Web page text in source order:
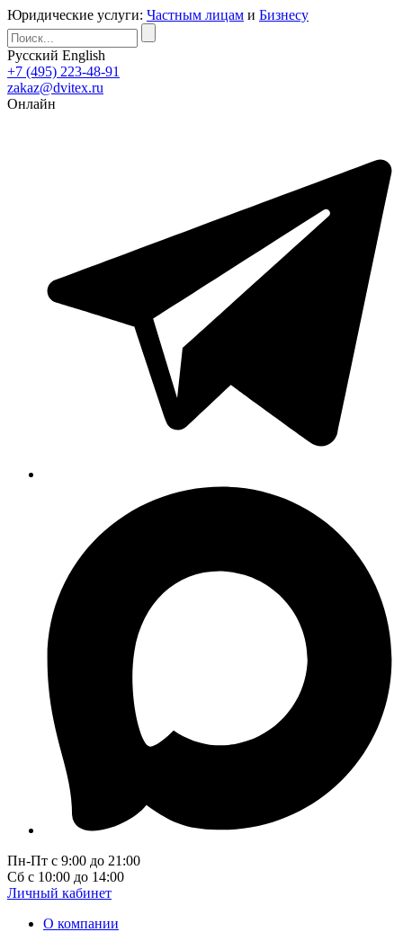
Юридические услуги: Частным лицам и Бизнесу
Русский English
+7 (495) 223-48-91
zakaz@dvitex.ru
Онлайн
Пн-Пт с 9:00 до 21:00
Сб с 10:00 до 14:00
Личный кабинет
О компании